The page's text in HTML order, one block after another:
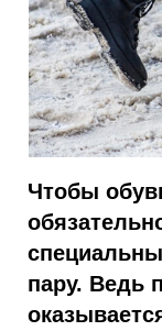
Чтобы
пару. Ведь